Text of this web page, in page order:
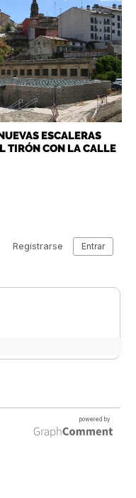
ESCALERAS
TIRÓN CON LA CALLE